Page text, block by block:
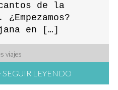
de la
en […]
viajes
SEGUIR LEYENDO